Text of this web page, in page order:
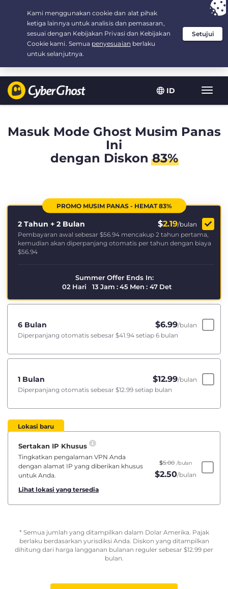
ID
Your choice: The Best Dealfor 2.1666666666667-years at $
/month
Masuk Mode Ghost Musim Panas
Ini
dengan Diskon83%
PROMO MUSIM PANAS - HEMAT 83%
2 Tahun + 2 Bulan $2.19/bulan
Pembayaran awal sebesar $56.94 mencakup 2 tahun pertama,
kemudian akan diperpanjang otomatis per tahun dengan biaya
$56.94
Summer Offer Ends In:
02 Hari 13 Jam : 45 Men : 47 Det
6 Bulan $6.99/bulan
Diperpanjang otomatis sebesar $41.94 setiap 6 bulan
1 Bulan $12.99/bulan
Diperpanjang otomatis sebesar $12.99 setiap bulan
Lokasi baru
Sertakan IP Khusus
Tingkatkan pengalaman VPN Anda
dengan alamat IP yang diberikan khusus
untuk Anda.
Lihat lokasi yang tersedia
$5.00 /bulan
$2.50/bulan
* Semua jumlah yang ditampilkan dalam Dolar Amerika. Pajak
berlaku berdasarkan yurisdiksi Anda. Diskon yang ditampilkan
dihitung dari harga langganan bulanan reguler sebesar $12.99 per
bulan.